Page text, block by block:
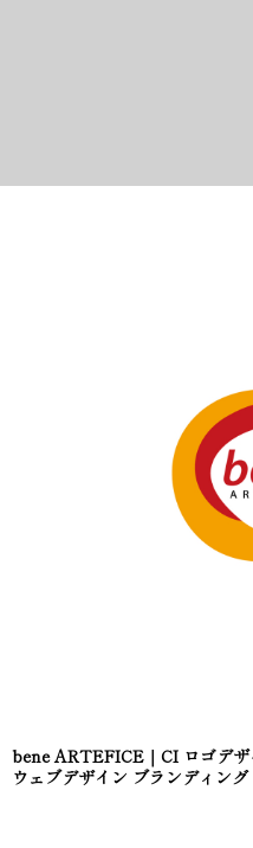
bene ARTEFICE｜CI ロゴデザ
ウェブデザイン ブランディング